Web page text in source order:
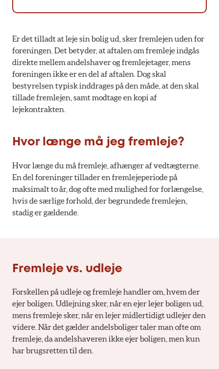
Er det tilladt at leje sin bolig ud, sker fremlejen uden for
foreningen. Det betyder, at aftalen om fremleje indgås
direkte mellem andelshaver og fremlejetager, mens
foreningen ikke er en del af aftalen. Dog skal
bestyrelsen typisk inddrages på den måde, at den skal
tillade fremlejen, samt modtage en kopi af
lejekontrakten.
Hvor længe må jeg fremleje?
Hvor længe du må fremleje, afhænger af vedtægterne.
En del foreninger tillader en fremlejeperiode på
maksimalt to år, dog ofte med mulighed for forlængelse,
hvis de særlige forhold, der begrundede fremlejen,
stadig er gældende.
Fremleje vs. udleje
Forskellen på udleje og fremleje handler om, hvem der
ejer boligen. Udlejning sker, når en ejer lejer boligen ud,
mens fremleje sker, når en lejer midlertidigt udlejer den
videre. Når det gælder andelsboliger taler man ofte om
fremleje, da andelshaveren ikke ejer boligen, men kun
har brugsretten til den.